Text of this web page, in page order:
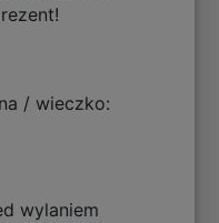
/ wieczko:
wylaniem